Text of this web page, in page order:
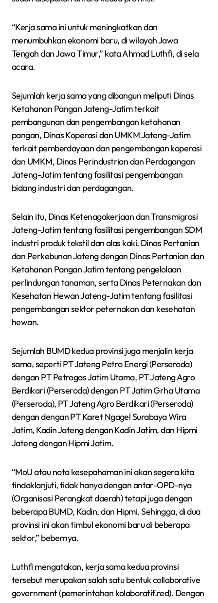
“Kerja sama ini untuk meningkatkan dan
menumbuhkan ekonomi baru, di wilayah Jawa
Tengah dan Jawa Timur,” kata Ahmad Luthfi, di sela
acara.
Sejumlah kerja sama yang dibangun meliputi Dinas
Ketahanan Pangan Jateng-Jatim terkait
pembangunan dan pengembangan ketahanan
pangan, Dinas Koperasi dan UMKM Jateng-Jatim
terkait pemberdayaan dan pengembangan koperasi
dan UMKM, Dinas Perindustrian dan Perdagangan
Jateng-Jatim tentang fasilitasi pengembangan
bidang industri dan perdagangan.
Selain itu, Dinas Ketenagakerjaan dan Transmigrasi
Jateng-Jatim tentang fasilitasi pengembangan SDM
industri produk tekstil dan alas kaki, Dinas Pertanian
dan Perkebunan Jateng dengan Dinas Pertanian dan
Ketahanan Pangan Jatim tentang pengelolaan
perlindungan tanaman, serta Dinas Peternakan dan
Kesehatan Hewan Jateng-Jatim tentang fasilitasi
pengembangan sektor peternakan dan kesehatan
hewan.
Sejumlah BUMD kedua provinsi juga menjalin kerja
sama, seperti PT Jateng Petro Energi (Perseroda)
dengan PT Petrogas Jatim Utama, PT Jateng Agro
Berdikari (Perseroda) dengan PT Jatim Grha Utama
(Perseroda), PT Jateng Agro Berdikari (Perseroda)
dengan dengan PT Karet Ngagel Surabaya Wira
Jatim, Kadin Jateng dengan Kadin Jatim, dan Hipmi
Jateng dengan Hipmi Jatim.
“MoU atau nota kesepahaman ini akan segera kita
tindaklanjuti, tidak hanya dengan antar-OPD-nya
(Organisasi Perangkat daerah) tetapi juga dengan
beberapa BUMD, Kadin, dan Hipmi. Sehingga, di dua
provinsi ini akan timbul ekonomi baru di beberapa
sektor,” bebernya.
Luthfi mengatakan, kerja sama kedua provinsi
tersebut merupakan salah satu bentuk collaborative
government (pemerintahan kolaboratif.red). Dengan